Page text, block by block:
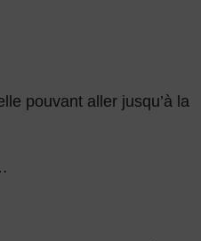
pouvant aller jusqu’à la